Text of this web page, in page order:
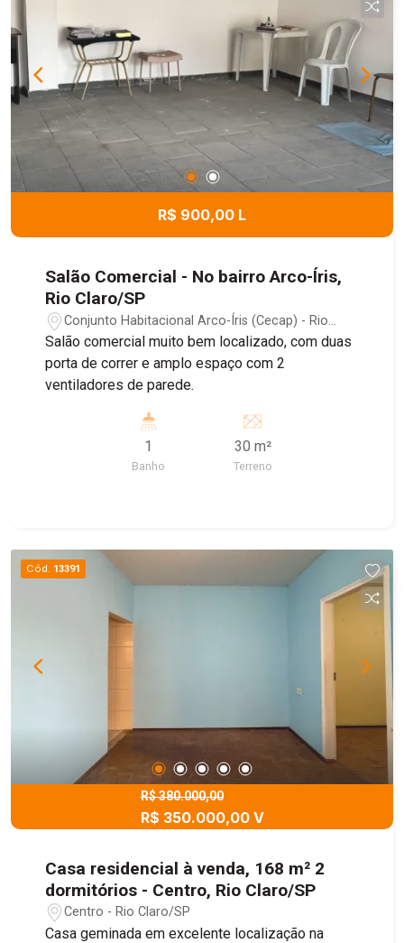
R$ 900,00 L
Salão Comercial - No bairro Arco-Íris,
Rio Claro/SP
Conjunto Habitacional Arco-Íris (Cecap) - Rio
Claro/SP
Salão comercial muito bem localizado, com duas
porta de correr e amplo espaço com 2
ventiladores de parede.
1
Banho
30 m²
Terreno
Cód. 13391
R$ 380.000,00
R$ 350.000,00 V
Casa residencial à venda, 168 m² 2
dormitórios - Centro, Rio Claro/SP
Centro - Rio Claro/SP
Casa geminada em excelente localização na